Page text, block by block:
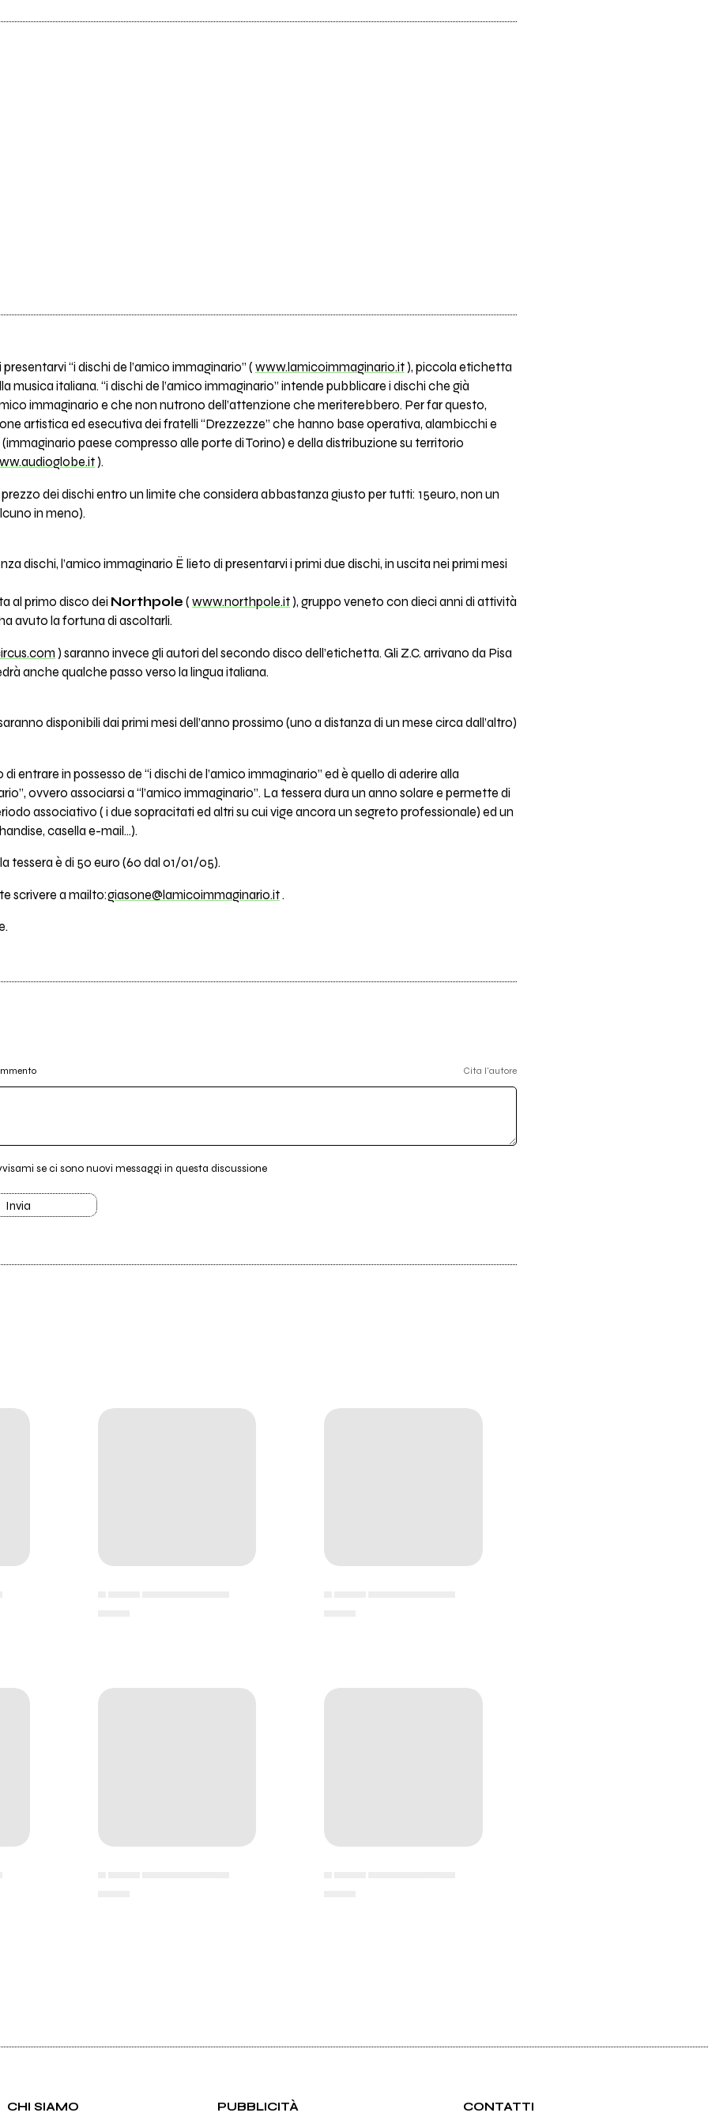
“i dischi de l’amico immaginario” ( www.lamicoimmaginario.it), piccola etichetta
musica italiana. “i dischi de l’amico immaginario” intende pubblicare i dischi che già
immaginario e che non nutrono dell’attenzione che meriterebbero. Per far questo,
artistica ed esecutiva dei fratelli “Drezzezze” che hanno base operativa, alambicchi e
paese compresso alle porte di Torino) e della distribuzione su territorio
).
dei dischi entro un limite che considera abbastanza giusto per tutti: 15euro, non un
in meno).
dischi, l’amico immaginario Ë lieto di presentarvi i primi due dischi, in uscita nei primi mesi
al primo disco dei Northpole ( www.northpole.it), gruppo veneto con dieci anni di attività
avuto la fortuna di ascoltarli.
) saranno invece gli autori del secondo disco dell’etichetta. Gli Z.C. arrivano da Pisa
anche qualche passo verso la lingua italiana.
disponibili dai primi mesi dell’anno prossimo (uno a distanza di un mese circa dall’altro)
entrare in possesso de “i dischi de l’amico immaginario” ed è quello di aderire alla
ovvero associarsi a “l’amico immaginario”. La tessera dura un anno solare e permette di
associativo ( i due sopracitati ed altri su cui vige ancora un segreto professionale) ed un
casella e-mail…).
tessera è di 50 euro (60 dal 01/01/05).
scrivere a mailto:giasone@lamicoimmaginario.it.
Cita l'autore
se ci sono nuovi messaggi in questa discussione
Invia
CHI SIAMO PUBBLICITÀ CONTATTI